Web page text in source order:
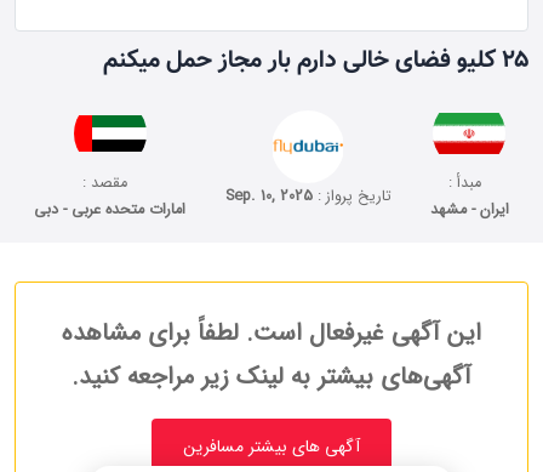
۲۵ کلیو فضای خالی دارم بار مجاز حمل میکنم
مبدأ :
ایران - مشهد
تاریخ پرواز :Sep. 10, 2025
مقصد :
امارات متحده عربی - دبی
این آگهی غیرفعال است. لطفاً برای مشاهده
آگهی‌های بیشتر به لینک زیر مراجعه کنید.
آگهی های بیشتر مسافرین